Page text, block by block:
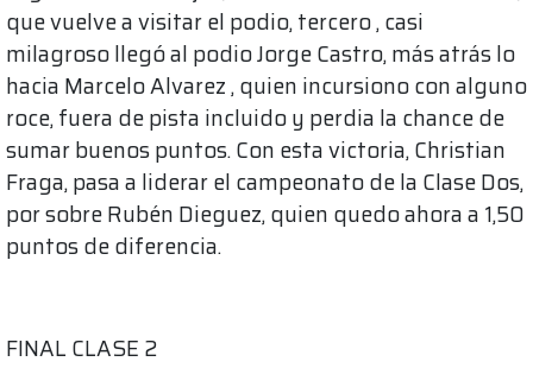
que vuelve a visitar el podio, tercero , casi
milagroso llegó al podio Jorge Castro, más atrás lo
hacia Marcelo Alvarez , quien incursiono con alguno
roce, fuera de pista incluido y perdia la chance de
sumar buenos puntos. Con esta victoria, Christian
Fraga, pasa a liderar el campeonato de la Clase Dos,
por sobre Rubén Dieguez, quien quedo ahora a 1,50
puntos de diferencia.
FINAL CLASE 2